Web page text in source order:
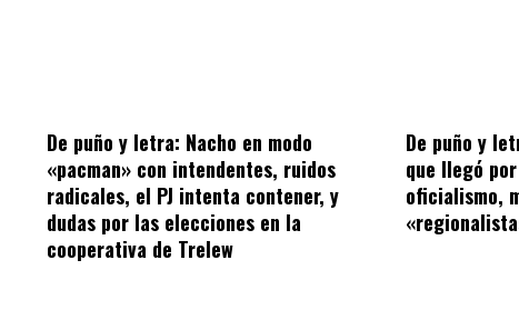
De puño y letra: Nacho en modo
«pacman» con intendentes, ruidos
radicales, el PJ intenta contener, y
dudas por las elecciones en la
cooperativa de Trelew
De puño y
que llegó
oficialismo,